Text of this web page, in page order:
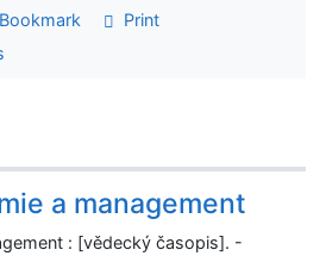
Bookmark
Print
a management
: [vědecký časopis]. -